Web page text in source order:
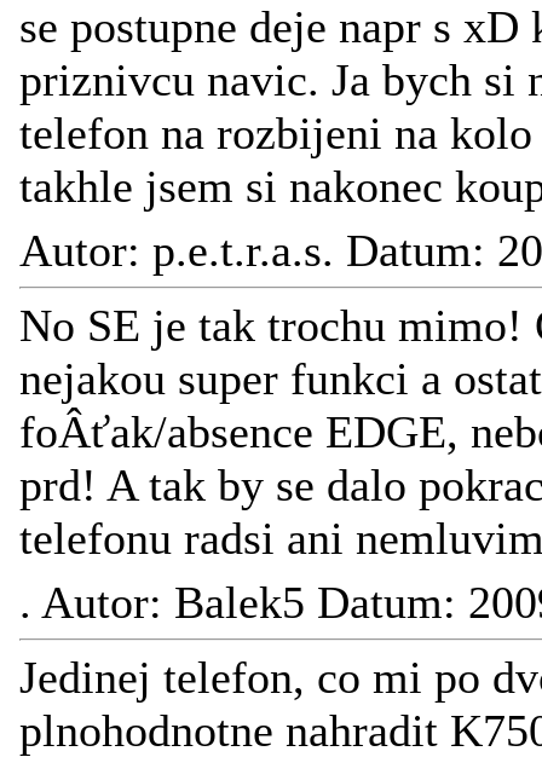
se postupne deje napr s
priznivcu navic. Ja bych si
telefon na rozbijeni na
takhle jsem si nakonec
Autor: p.e.t.r.a.s. Datum:
No SE je tak trochu mimo!
nejakou super funkci a
foÂťak/absence EDGE,
prd! A tak by se dalo
telefonu radsi ani
. Autor: Balek5 Datum:
Jedinej telefon, co mi po
plnohodnotne nahradit